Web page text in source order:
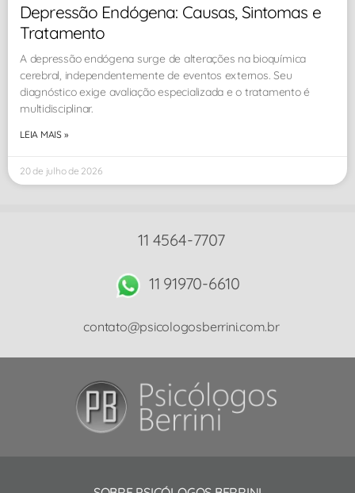
Depressão Endógena: Causas, Sintomas e
Tratamento
A depressão endógena surge de alterações na bioquímica
cerebral, independentemente de eventos externos. Seu
diagnóstico exige avaliação especializada e o tratamento é
multidisciplinar.
LEIA MAIS »
20 de julho de 2026
11 4564-7707
11 91970-6610
contato@psicologosberrini.com.br